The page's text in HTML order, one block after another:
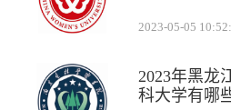
2023-05-05
2023年黑龙
科大学有哪